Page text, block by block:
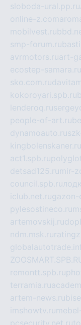
sloboda-ural.pp.ru
online-z.com
mobilvest.ru
smp-forum.ru
avrmotors.ruart-
ecostep-samara.ru
sko.com.ru
kokoroyari.spb.ru
lenderoq.ru
people-of-art.ru
dynamoauto.ru
kingbolenskaner.ru
act1.spb.ru
detsad125.ru mir-
council.spb.ru
iclub.net.rugazon-
pylesostineco.ru
artemovskij.ru
ndm.msk.ru
remontt.spb.ru
terramia.ru
artem-news.ru
imshowtv.ru
pcsecurity.net.ru